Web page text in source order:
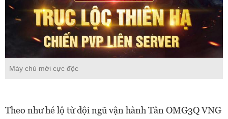
Máy chủ mới cực độc
Theo như hé lộ từ đội ngũ vận hành Tân OMG3Q VNG